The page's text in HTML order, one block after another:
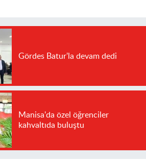
Gördes Batur'la devam dedi
Manisa'da özel öğrenciler
kahvaltıda buluştu